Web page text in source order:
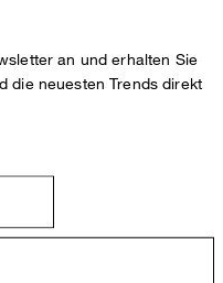
an und erhalten Sie
die neuesten Trends direkt